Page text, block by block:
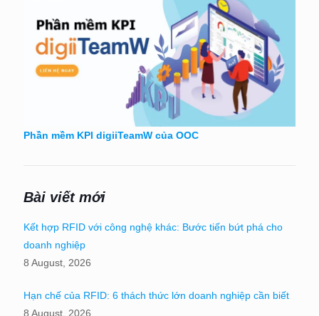
Phần mềm KPI digiiTeamW của OOC
Bài viết mới
Kết hợp RFID với công nghệ khác: Bước tiến bứt phá cho
doanh nghiệp
8 August, 2026
Hạn chế của RFID: 6 thách thức lớn doanh nghiệp cần biết
8 August, 2026